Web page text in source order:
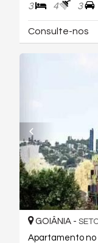
3 4 3
Consulte-nos
GOIÂNIA -
Apartamento no